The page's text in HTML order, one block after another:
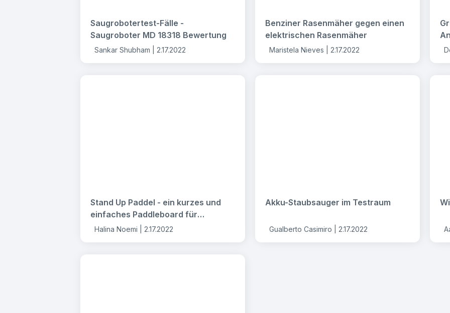
Saugrobotertest-Fälle -
Saugroboter MD 18318 Bewertung
Sankar Shubham | 2.17.2022
Benziner Rasenmäher gegen einen
elektrischen Rasenmäher
Maristela Nieves | 2.17.2022
Stand Up Paddel - ein kurzes und
einfaches Paddleboard für
Anfänger!
Halina Noemi | 2.17.2022
Akku-Staubsauger im Testraum
Gualberto Casimiro | 2.17.2022